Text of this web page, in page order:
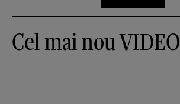
Cel mai nou VIDEO